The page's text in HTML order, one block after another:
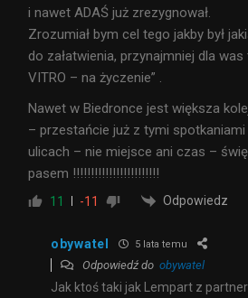
i nawet ADAŚ już zrezygnował.
Zrozumiał bym cel tego jakby był
do załatwienia, przynajmniej dla
VITRO – na życzenie” .
Nawet w Biedronce jest większa
– przestańcie już z tymi
ulicach – nie miejsce ani czas –
pasem !!!!!!!!!!!!!!!!!!!!!!!!
11 -11 Odpowiedz
obywatel 5 lata temu
Odpowiedź do obywatel
Jak ktoś taki jak Lempart z